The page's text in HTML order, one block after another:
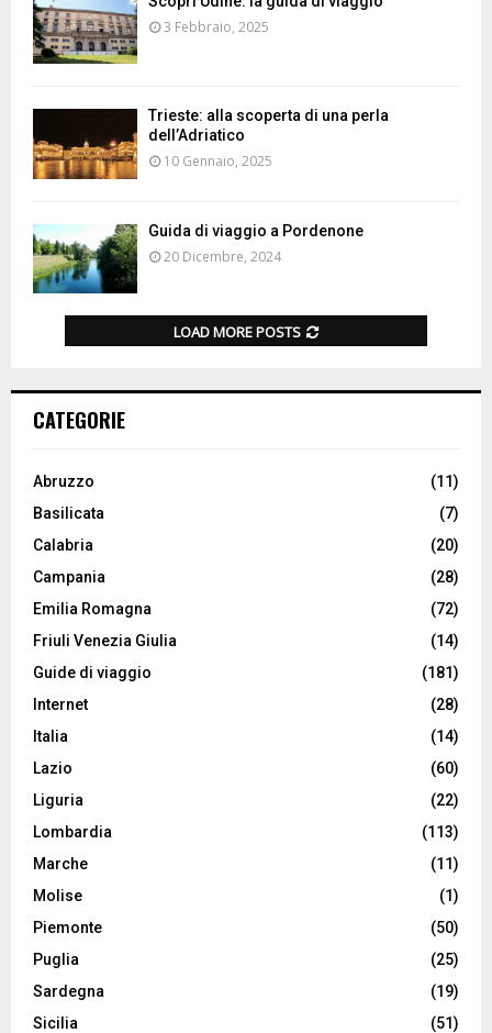
3 Febbraio, 2025
Trieste: alla scoperta di una perla
dell’Adriatico
10 Gennaio, 2025
Guida di viaggio a Pordenone
20 Dicembre, 2024
LOAD MORE POSTS
CATEGORIE
Abruzzo
(11)
Basilicata
(7)
Calabria
(20)
Campania
(28)
Emilia Romagna
(72)
Friuli Venezia Giulia
(14)
Guide di viaggio
(181)
Internet
(28)
Italia
(14)
Lazio
(60)
Liguria
(22)
Lombardia
(113)
Marche
(11)
Molise
(1)
Piemonte
(50)
Puglia
(25)
Sardegna
(19)
Sicilia
(51)